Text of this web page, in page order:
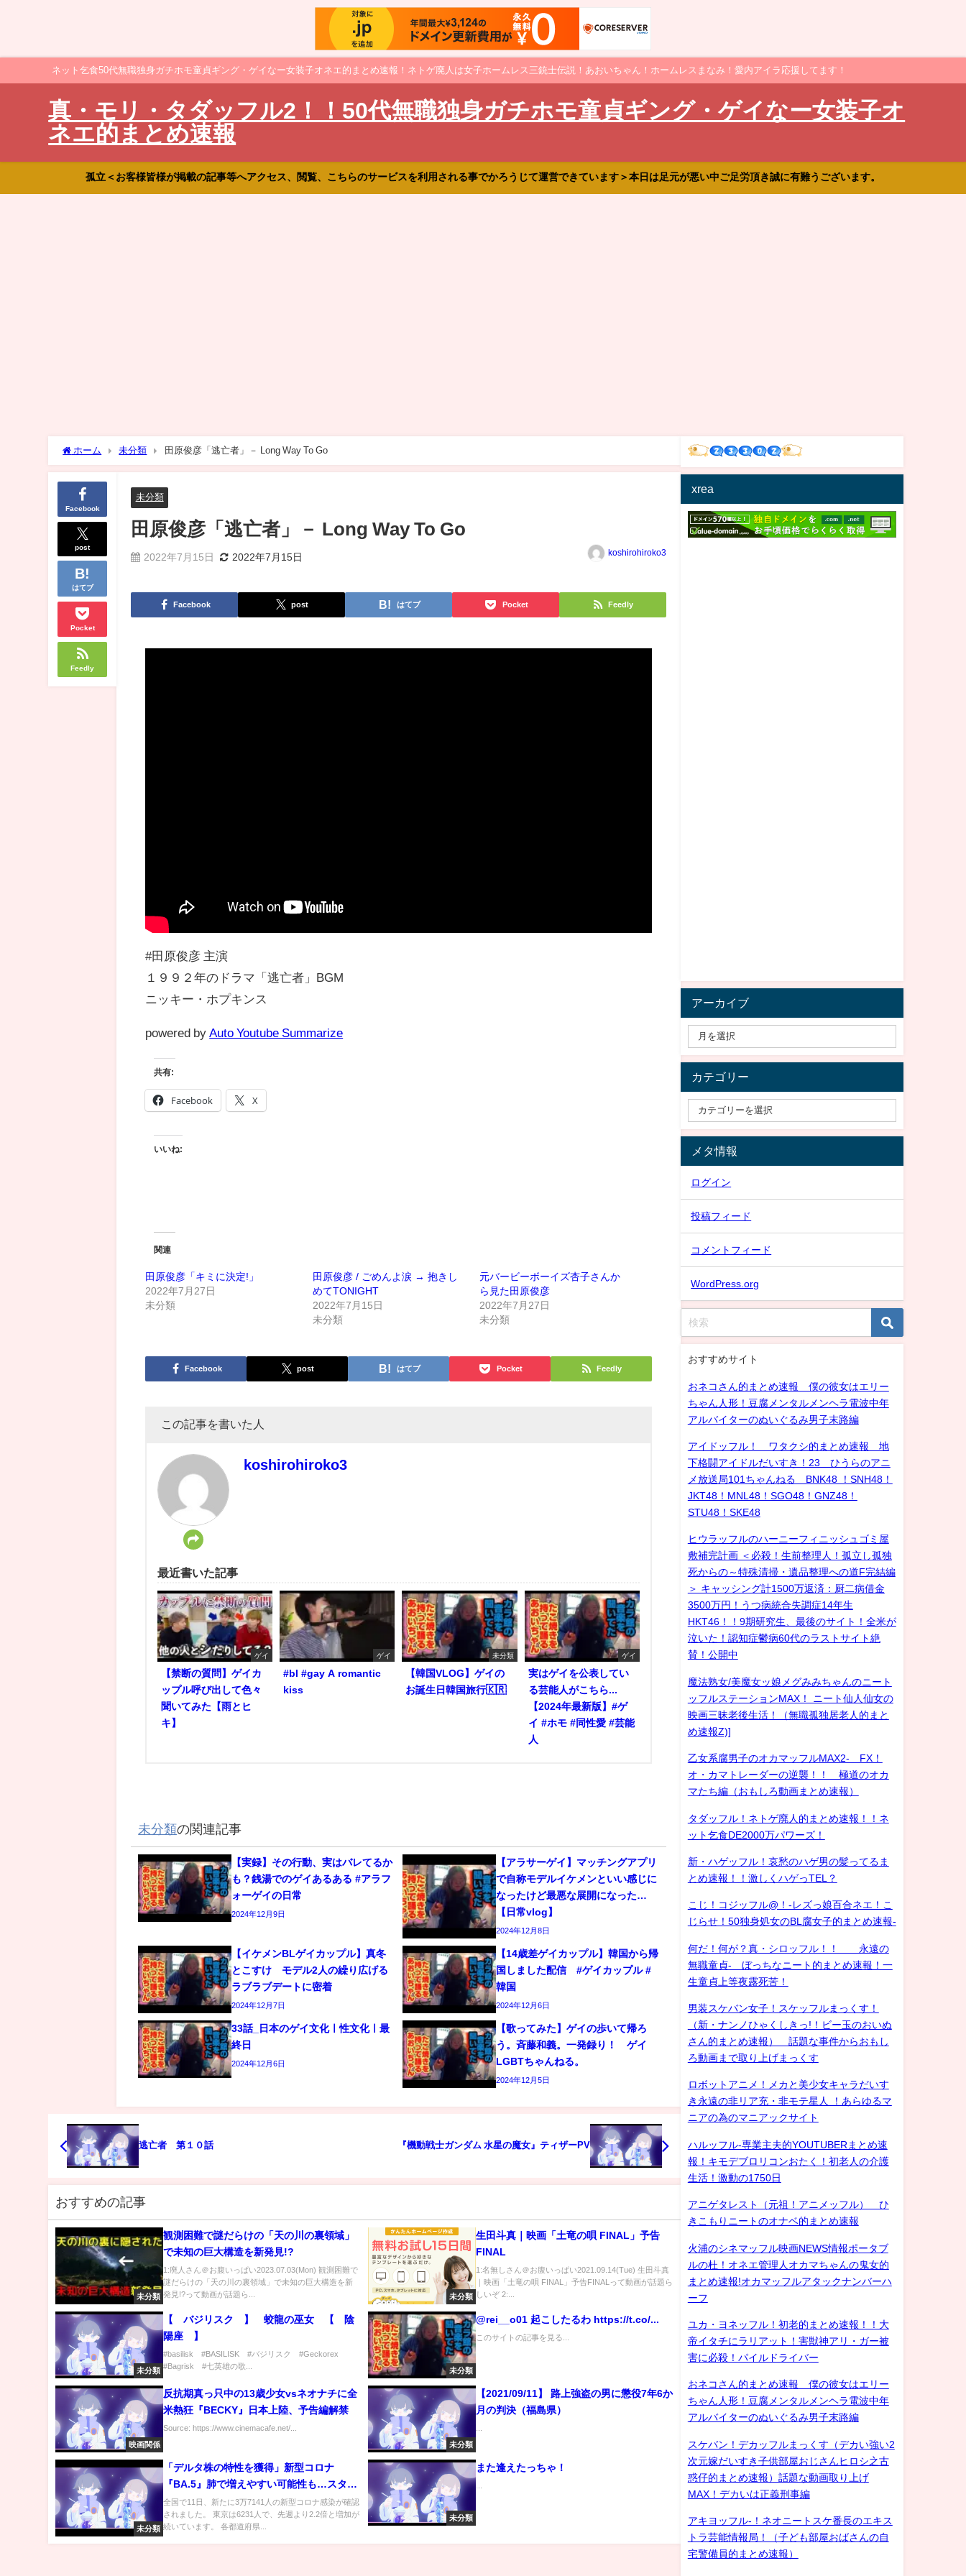
ネット乞食50代無職独身ガチホモ童貞ギング・ゲイなー女装子オネエ的まとめ速報！ネトゲ廃人は女子ホームレス三銃士伝説！あおいちゃん！ホームレスまなみ！愛内アイラ応援してます！
真・モリ・タダッフル2！！50代無職独身ガチホモ童貞ギング・ゲイなー女装子オ
ネエ的まとめ速報
孤立＜お客様皆様が掲載の記事等へアクセス、閲覧、こちらのサービスを利用される事でかろうじて運営できています＞本日は足元が悪い中ご足労頂き誠に有難うございます。
ホーム 未分類 田原俊彦「逃亡者」－ Long Way To Go
Facebook
post
はてブ
Pocket
Feedly
未分類
田原俊彦「逃亡者」－ Long Way To Go
2022年7月15日 2022年7月15日 koshirohiroko3
Facebook post はてブ Pocket Feedly
#田原俊彦 主演
１９９２年のドラマ「逃亡者」BGM
ニッキー・ホプキンス
powered by Auto Youtube Summarize
共有:
Facebook X
いいね:
関連
田原俊彦「キミに決定!」
2022年7月27日
未分類
田原俊彦 / ごめんよ涙 → 抱きし
めてTONIGHT
2022年7月15日
未分類
元バービーボーイズ杏子さんか
ら見た田原俊彦
2022年7月27日
未分類
Facebook post はてブ Pocket Feedly
この記事を書いた人
koshirohiroko3
最近書いた記事
ゲイ
【禁断の質問】ゲイカ
ップル呼び出して色々
聞いてみた【雨とヒ
キ】
ゲイ
#bl #gay A romantic
kiss
未分類
【韓国VLOG】ゲイの
お誕生日韓国旅行🇰🇷
ゲイ
実はゲイを公表してい
る芸能人がこちら...
【2024年最新版】#ゲ
イ #ホモ #同性愛 #芸能
人
未分類の関連記事
【実録】その行動、実はバレてるか
も？銭湯でのゲイあるある #アラフ
ォーゲイの日常
2024年12月9日
【アラサーゲイ】マッチングアプリ
で自称モデルイケメンといい感じに
なったけど最悪な展開になった…
【日常vlog】
2024年12月8日
【イケメンBLゲイカップル】真冬
とこすけ モデル2人の繰り広げる
ラブラブデートに密着
2024年12月7日
【14歳差ゲイカップル】韓国から帰
国しました配信 #ゲイカップル #
韓国
2024年12月6日
33話_日本のゲイ文化ㅣ性文化ㅣ最
終日
2024年12月6日
【歌ってみた】ゲイの歩いて帰ろ
う。斉藤和義。一発録り！ ゲイ
LGBTちゃんねる。
2024年12月5日
逃亡者 第１０話 『機動戦士ガンダム 水星の魔女』ティザーPV
おすすめの記事
未分類
観測困難で謎だらけの「天の川の裏領域」
で未知の巨大構造を新発見!?
1:廃人さん＠お腹いっぱい2023.07.03(Mon) 観測困難で
謎だらけの「天の川の裏領域」で未知の巨大構造を新
発見!?って動画が話題ら...
未分類
生田斗真｜映画「土竜の唄 FINAL」予告
FINAL
1:名無しさん＠お腹いっぱい2021.09.14(Tue) 生田斗真
｜映画「土竜の唄 FINAL」予告FINALって動画が話題ら
しいぞ 2:...
未分類
【 バジリスク 】 蛟龍の巫女 【 陰
陽座 】
#basilisk #BASILISK #バジリスク #Geckorex
#Bagrisk #七英雄の歌...
未分類
@rei__o01 起こしたるわ https://t.co/...
このサイトの記事を見る...
映画関係
反抗期真っ只中の13歳少女vsネオナチに全
米熱狂『BECKY』日本上陸、予告編解禁
Source: https://www.cinemacafe.net/...
未分類
【2021/09/11】 路上強盗の男に懲役7年6か
月の判決（福島県）
未分類
「デルタ株の特性を獲得」新型コロナ
『BA.5』肺で増えやすい可能性も…スタジ
オ解説(2022年7月11日)
全国で11日、新たに3万7141人の新型コロナ感染が確認
されました。 東京は6231人で、先週より2.2倍と増加が
続いています。 各都道府県...
未分類
また逢えたっちゃ！
xrea
アーカイブ
カテゴリー
メタ情報
ログイン
投稿フィード
コメントフィード
WordPress.org
おすすめサイト
おネコさん的まとめ速報 僕の彼女はエリー
ちゃん人形！豆腐メンタルメンヘラ電波中年
アルバイターのぬいぐるみ男子末路編
アイドッフル！ ワタクシ的まとめ速報 地
下格闘アイドルだいすき！23 ひうらのアニ
メ放送局101ちゃんねる BNK48 ！SNH48！
JKT48！MNL48！SGO48！GNZ48！
STU48！SKE48
ヒウラッフルのハーニーフィニッシュゴミ屋
敷補完計画 ＜必殺！生前整理人！孤立し孤独
死からの～特殊清掃・遺品整理への道F完結編
＞ キャッシング計1500万返済：厨二病借金
3500万円！うつ病統合失調症14年生
HKT46！！9期研究生、最後のサイト！全米が
泣いた！認知症鬱病60代のラストサイト絶
賛！公開中
魔法熟女/美魔女ッ娘メグみみちゃんのニート
ッフルステーションMAX！ ニート仙人仙女の
映画三昧老後生活！（無職孤独居老人的まと
め速報Z)]
乙女系腐男子のオカマッフルMAX2- FX！
オ・カマトレーダーの逆襲！！ 極道のオカ
マたち編（おもしろ動画まとめ速報）
タダッフル！ネトゲ廃人的まとめ速報！！ネ
ット乞食DE2000万パワーズ！
新・ハゲッフル！哀愁のハゲ男の髪ってるま
とめ速報！！激しくハゲっTEL？
こじ！コジッフル@！-レズっ娘百合ネエ！こ
じらせ！50独身処女のBL腐女子的まとめ速報-
何だ！何が？真・シロッフル！！ 永遠の
無職童貞- ぼっちなニート的まとめ速報！一
生童貞上等夜露死苦！
男装スケバン女子！スケッフルまっくす！
（新・ナンノひゃくしきっ!！ビー玉のおいぬ
さん的まとめ速報） 話題な事件からおもし
ろ動画まで取り上げまっくす
ロボットアニメ！メカと美少女キャラだいす
き永遠の非リア充・非モテ星人 ！あらゆるマ
ニアの為のマニアックサイト
ハルッフル-専業主夫的YOUTUBERまとめ速
報！キモデブロリコンおたく！初老人の介護
生活！激動の1750日
アニゲタレスト（元祖！アニメッフル） ひ
きこもりニートのオナベ的まとめ速報
火浦のシネマッフル映画NEWS情報ポータブ
ルの杜！オネエ管理人オカマちゃんの鬼女的
まとめ速報!オカマッフルアタックナンバーハ
ーフ
ユカ・ヨネッフル！初老的まとめ速報！！大
帝イタチにラリアット！害獣神アリ・ガー被
害に必殺！パイルドライバー
おネコさん的まとめ速報 僕の彼女はエリー
ちゃん人形！豆腐メンタルメンヘラ電波中年
アルバイターのぬいぐるみ男子末路編
スケバン！デカッフルまっくす（デカい強い2
次元嫁だいすき子供部屋おじさんヒロシ之古
惑仔的まとめ速報）話題な動画取り上げ
MAX！デカいは正義刑事編
アキヨッフル-！ネオニートスケ番長のエキス
トラ芸能情報局！（子ども部屋おばさんの自
宅警備員的まとめ速報）